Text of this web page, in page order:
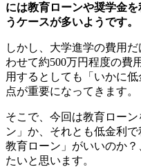
には教育ローンや奨学金
うケースが多いようです。
しかし、大学進学の費用
わせて約500万円程度の費
用するとしても「いかに
点が重要になってきます。
そこで、今回は教育ロー
ン」か、それとも低金利
教育ローン」がいいのか
たいと思います。